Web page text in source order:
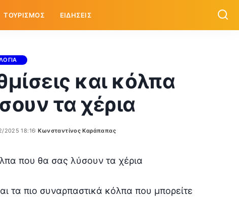
ΤΟΥΡΙΣΜΟΣ ΕΙΔΗΣΕΙΣ
και κόλπα
τα χέρια
2025 18:16
Posted
Κωνσταντίνος Καράπαπας
τα πιο συναρπαστικά κόλπα που μπορείτε